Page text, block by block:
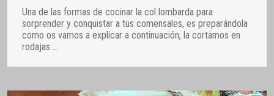
Una de las formas de cocinar la col lombarda para
sorprender y conquistar a tus comensales, es preparándola
como os vamos a explicar a continuación, la cortamos en
rodajas